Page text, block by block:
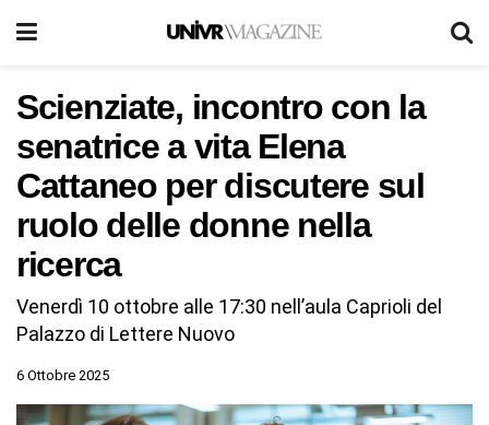
Scienziate, incontro con la
senatrice a vita Elena
Cattaneo per discutere sul
ruolo delle donne nella
ricerca
Venerdì 10 ottobre alle 17:30 nell’aula Caprioli del
Palazzo di Lettere Nuovo
6 Ottobre 2025